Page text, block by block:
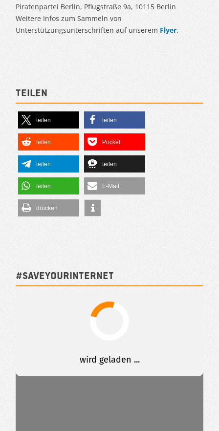
Piratenpartei Berlin, Pflugstraße 9a, 10115 Berlin
Weitere Infos zum Sammeln von
Unterstützungsunterschriften auf unserem Flyer.
Teilen
teilen teilen
teilen Pocket
teilen teilen
teilen E-Mail
drucken
#SAVEYOURINTERNET